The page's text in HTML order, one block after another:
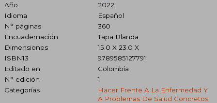
Año
2022
Idioma
Español
N° páginas
360
Encuadernación
Tapa Blanda
Dimensiones
15.0 X 23.0 X
ISBN13
9789585127791
Editado en
Colombia
N° edición
1
Categorías
Hacer Frente A La Enfermedad Y
A Problemas De Salud Concretos